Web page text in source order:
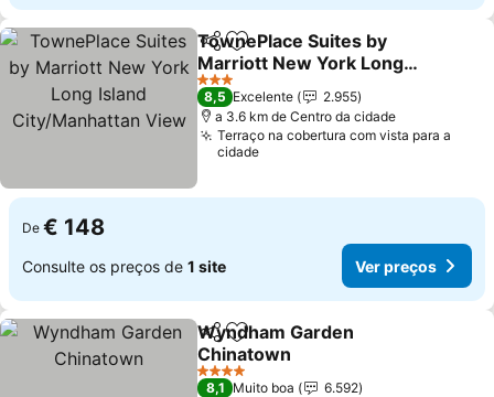
PartilharAdicionar aos favoritos
TownePlace Suites by
Marriott New York Long
Island City/Manhattan
View
Ver preços
3 Estrelas
8,5 Excelente
2.955
a 3.6 km de Centro da cidade
Terraço na cobertura com vista para a
cidade
De € 148
Consulte os preços de 1 site Ver preços
PartilharAdicionar aos favoritos
Wyndham Garden
Chinatown
Ver preços
4 Estrelas
8,1 Muito boa
6.592